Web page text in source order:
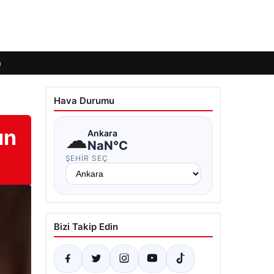
Hava Durumu
☁Ankara
NaN°C
ŞEHIR SEÇ
Bizi Takip Edin